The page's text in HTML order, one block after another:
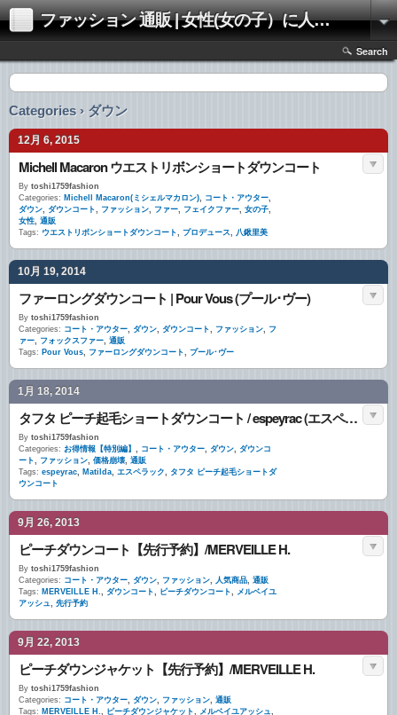
ファッション 通販 | 女性(女の子）に人気のファッションの通販 | 情報
Search
Categories › ダウン
12月 6, 2015
Michell Macaron ウエストリボンショートダウンコート
By toshi1759fashion
Categories: Michell Macaron(ミシェルマカロン), コート・アウター,
ダウン, ダウンコート, ファッション, ファー, フェイクファー, 女の子,
女性, 通販
Tags: ウエストリボンショートダウンコート, プロデュース, 八鍬里美
10月 19, 2014
ファーロングダウンコート | Pour Vous (プール･ヴー)
By toshi1759fashion
Categories: コート・アウター, ダウン, ダウンコート, ファッション, フ
ァー, フォックスファー, 通販
Tags: Pour Vous, ファーロングダウンコート, プール･ヴー
1月 18, 2014
タフタ ピーチ起毛ショートダウンコート / espeyrac (エスペラック)
By toshi1759fashion
Categories: お得情報【特別編】 , コート・アウター, ダウン, ダウンコ
ート, ファッション, 価格崩壊, 通販
Tags: espeyrac, Matilda, エスペラック, タフタ ピーチ起毛ショートダ
ウンコート
9月 26, 2013
ピーチダウンコート【先行予約】/MERVEILLE H.
By toshi1759fashion
Categories: コート・アウター, ダウン, ファッション, 人気商品, 通販
Tags: MERVEILLE H., ダウンコート, ピーチダウンコート, メルベイユ
アッシュ, 先行予約
9月 22, 2013
ピーチダウンジャケット【先行予約】/MERVEILLE H.
By toshi1759fashion
Categories: コート・アウター, ダウン, ファッション, 通販
Tags: MERVEILLE H., ピーチダウンジャケット, メルベイユアッシュ,